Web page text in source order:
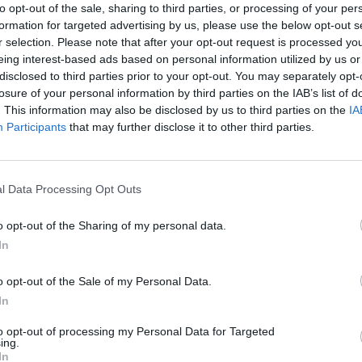
opt-out of the sale, sharing to third parties, or processing of your
for targeted advertising by us, please use the below opt-out
selection. Please note that after your opt-out request is processed
interest-based ads based on personal information utilized by us
to third parties prior to your opt-out. You may separately
of your personal information by third parties on the IAB’s list of
This information may also be disclosed by us to third parties on the
Participants that may further disclose it to other third parties.
Data Processing Opt Outs
opt-out of the Sharing of my personal data.
opt-out of the Sale of my Personal Data.
opt-out of processing my Personal Data for Targeted
giorni fa sui social («Sta cosa che
tutte le santarelline ripulite e poi sono
spezza») non era rivolta a Chiara
non è tutto. La tanto dibattuta storia con
Lo dichiarerà ai microfoni del Tg
5.
dissing un'operazione di